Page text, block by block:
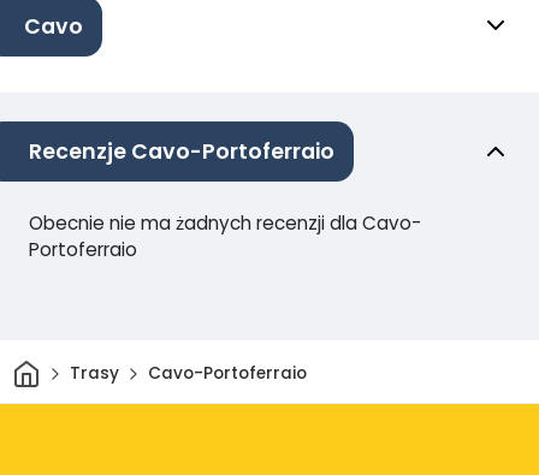
Cavo
Recenzje Cavo-Portoferraio
Obecnie nie ma żadnych recenzji dla Cavo-
Portoferraio
DomTrasy Cavo-Portoferraio